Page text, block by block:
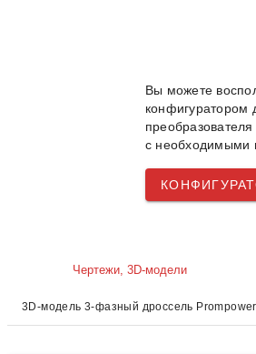
Вы можете
конфигуратором
с необходимыми
Чертежи, 3D-модели
3D-модель 3-фазный дроссель